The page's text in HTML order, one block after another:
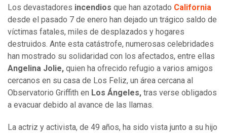
Los devastadores incendios que han azotado California
desde el pasado 7 de enero han dejado un trágico saldo de
víctimas fatales, miles de desplazados y hogares
destruidos. Ante esta catástrofe, numerosas celebridades
han mostrado su solidaridad con los afectados, entre ellas
Angelina Jolie, quien ha ofrecido refugio a varios amigos
cercanos en su casa de Los Feliz, un área cercana al
Observatorio Griffith en Los Ángeles, tras verse obligados
a evacuar debido al avance de las llamas.
La actriz y activista, de 49 años, ha sido vista junto a su hijo